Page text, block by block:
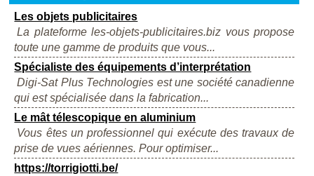
Les objets publicitaires
La plateforme les-objets-publicitaires.biz vous propose
toute une gamme de produits que vous...
Spécialiste des équipements d’interprétation
Digi-Sat Plus Technologies est une société canadienne
qui est spécialisée dans la fabrication...
Le mât télescopique en aluminium
Vous êtes un professionnel qui exécute des travaux de
prise de vues aériennes. Pour optimiser...
https://torrigiotti.be/